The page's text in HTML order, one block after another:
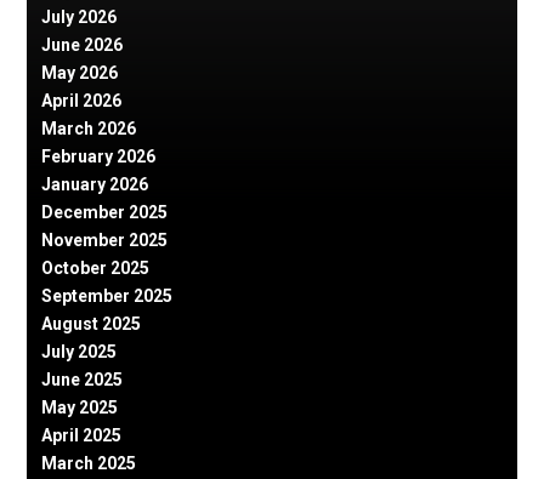
July 2026
June 2026
May 2026
April 2026
March 2026
February 2026
January 2026
December 2025
November 2025
October 2025
September 2025
August 2025
July 2025
June 2025
May 2025
April 2025
March 2025